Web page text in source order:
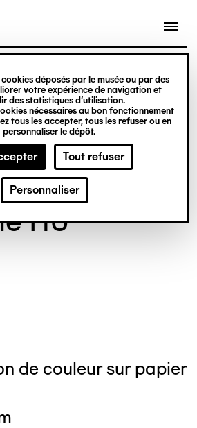
déposés par le musée ou par des
votre expérience de navigation et
des statistiques d’utilisation.
nécessaires au bon fonctionnement
tous les accepter, tous les refuser ou en
personnaliser le dépôt.
Tout refuser
Personnaliser
Nicolas Dewitte/LaM Lille
d’art moderne d’art
d’art brut
HU
de couleur sur papier